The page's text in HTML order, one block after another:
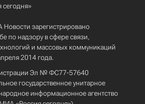
Новости зарегистрировано
по надзору в сфере связи,
и массовых коммуникаций
2014 года.
Эл № ФС77-57640
государственное унитарное
информационное агентство